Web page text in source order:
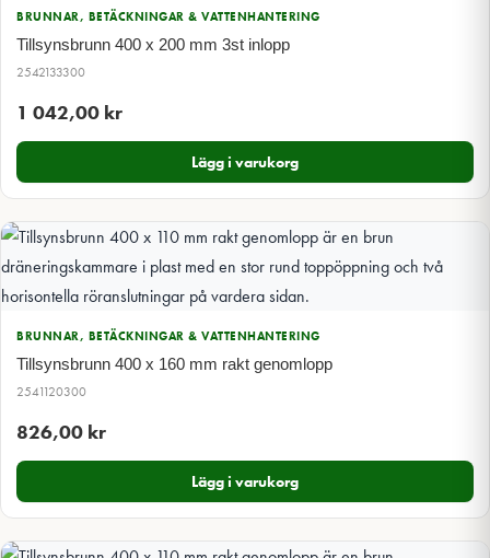
BRUNNAR, BETÄCKNINGAR & VATTENHANTERING
Tillsynsbrunn 400 x 200 mm 3st inlopp
2542133300
1 042,00 kr
Lägg i varukorg
BRUNNAR, BETÄCKNINGAR & VATTENHANTERING
Tillsynsbrunn 400 x 160 mm rakt genomlopp
2541120300
826,00 kr
Lägg i varukorg